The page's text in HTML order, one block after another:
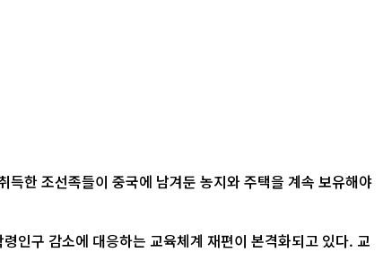
한 조선족들이 중국에 남겨둔 농지와 주택을 계속 보유해야
인구 감소에 대응하는 교육체계 재편이 본격화되고 있다. 교